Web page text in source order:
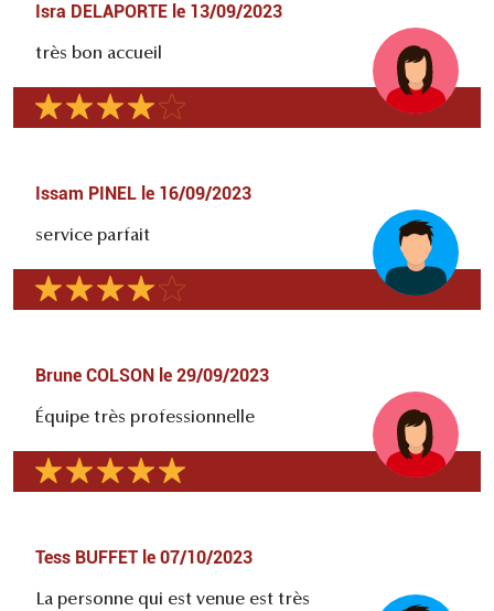
Isra DELAPORTE le 13/09/2023
très bon accueil
Issam PINEL le 16/09/2023
service parfait
Brune COLSON le 29/09/2023
Équipe très professionnelle
Tess BUFFET le 07/10/2023
La personne qui est venue est très